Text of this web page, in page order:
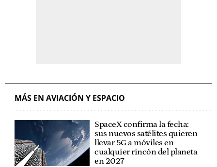
MÁS EN AVIACIÓN Y ESPACIO
SpaceX confirma la fecha:
sus nuevos satélites quieren
llevar 5G a móviles en
cualquier rincón del planeta
en 2027